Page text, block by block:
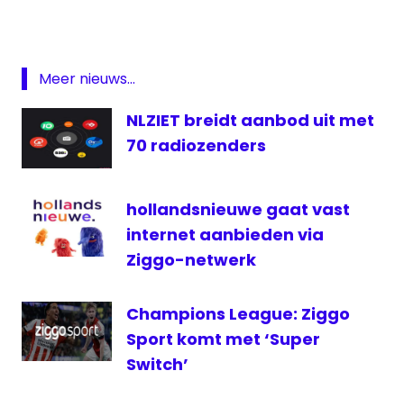
NPO
NPO
3
NPO
FM
omroep
Twitter
wijziging
Meer nieuws...
NLZIET breidt aanbod uit met
70 radiozenders
hollandsnieuwe gaat vast
internet aanbieden via
Ziggo-netwerk
Champions League: Ziggo
Sport komt met ‘Super
Switch’